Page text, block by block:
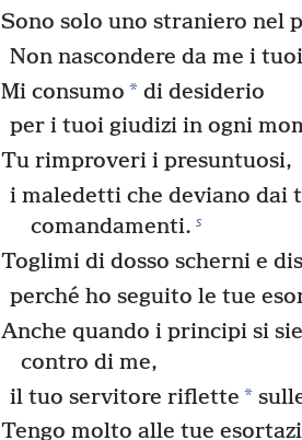
Sono solo uno straniero nel
Non nascondere da me i
Mi consumo *di desiderio
per i tuoi giudizi in ogni
Tu rimproveri i presuntuosi,
i maledetti che deviano dai
comandamenti. s
Toglimi di dosso scherni e
perché ho seguito le tue
Anche quando i principi si
contro di me,
il tuo servitore riflette *
Tengo molto alle tue